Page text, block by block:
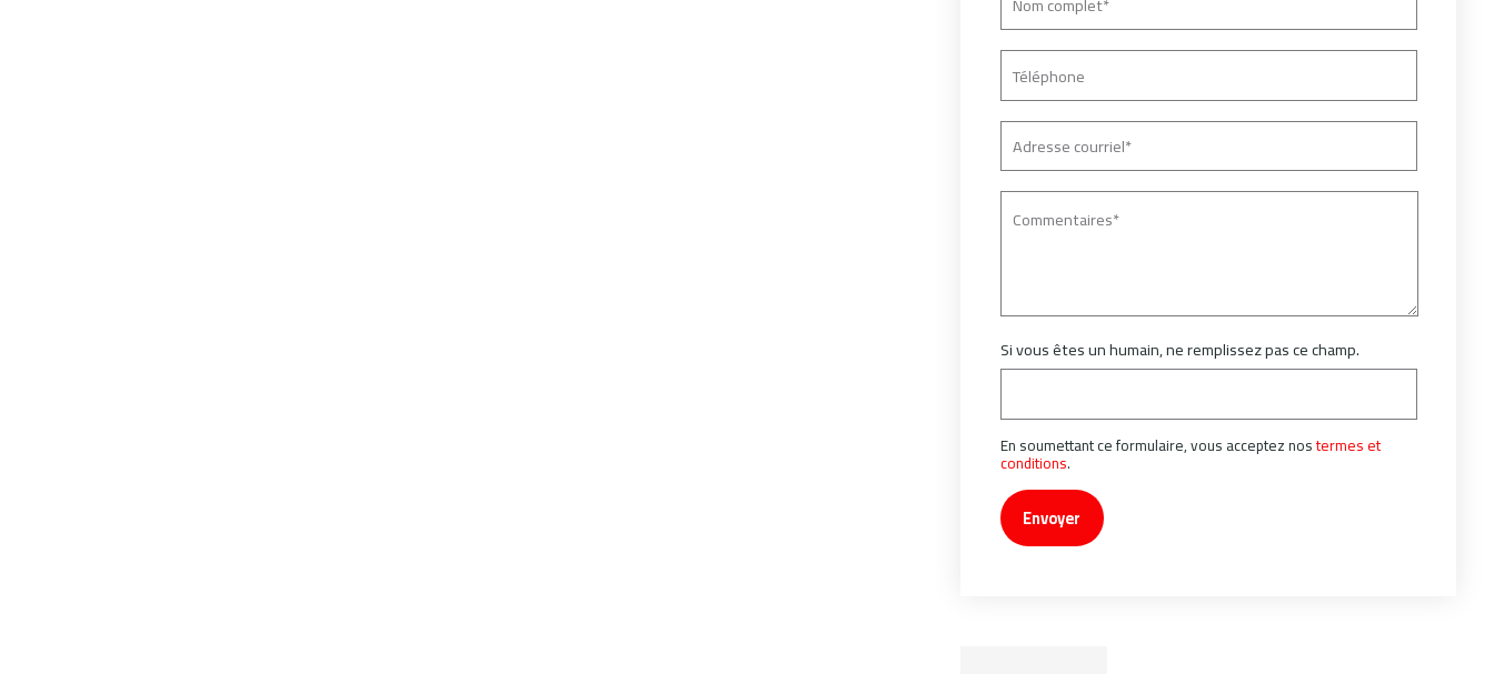
Si vous êtes un humain, ne remplissez pas ce champ.
En soumettant ce formulaire, vous acceptez nostermes et
conditions.
Envoyer